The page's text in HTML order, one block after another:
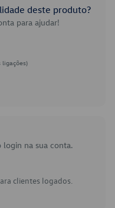
deste produto?
para ajudar!
ligações)
na sua conta.
clientes logados.